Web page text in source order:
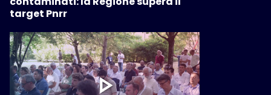
target Pnrr